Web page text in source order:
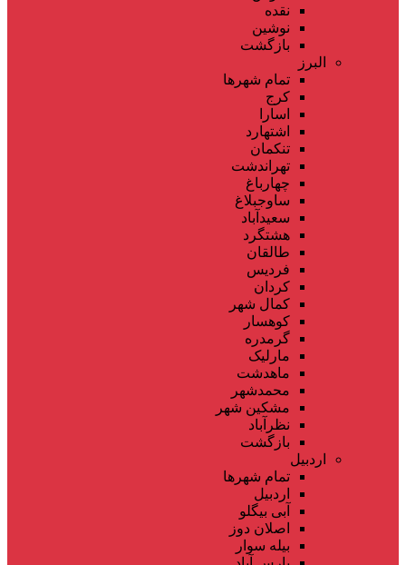
نقده
نوشین
بازگشت
البرز
تمام شهر‌ها
کرج
اسارا
اشتهارد
تنکمان
تهراندشت
چهارباغ
ساوجبلاغ
سعیدآباد
هشتگرد
طالقان
فردیس
کردان
کمال شهر
کوهسار
گرمدره
مارلیک
ماهدشت
محمدشهر
مشکین شهر
نظرآباد
بازگشت
اردبیل
تمام شهر‌ها
اردبیل
آبی بیگلو
اصلان دوز
بیله سوار